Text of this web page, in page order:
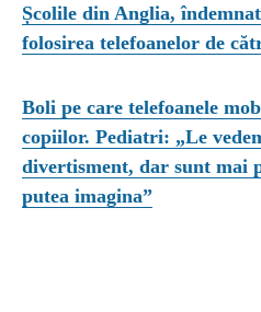
Școlile din Anglia,
folosirea telefoanelor de
Boli pe care telefoanele
copiilor. Pediatri: „Le
divertisment, dar sunt mai
putea imagina”